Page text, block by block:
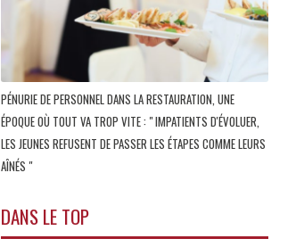
PÉNURIE DE PERSONNEL DANS LA RESTAURATION, UNE
ÉPOQUE OÙ TOUT VA TROP VITE : " IMPATIENTS D'ÉVOLUER,
LES JEUNES REFUSENT DE PASSER LES ÉTAPES COMME LEURS
AÎNÉS "
DANS LE TOP